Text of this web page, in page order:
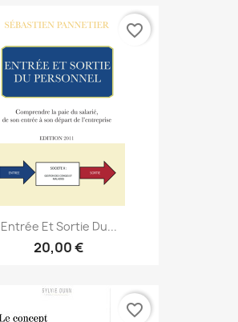
Entrée Et Sortie Du...
20,00 €
favorite_border
favorite_border